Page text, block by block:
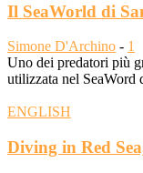
Il SeaWorld di
Simone D'Archino - 1
Uno dei predatori più
utilizzata nel
ENGLISH
Diving in Red